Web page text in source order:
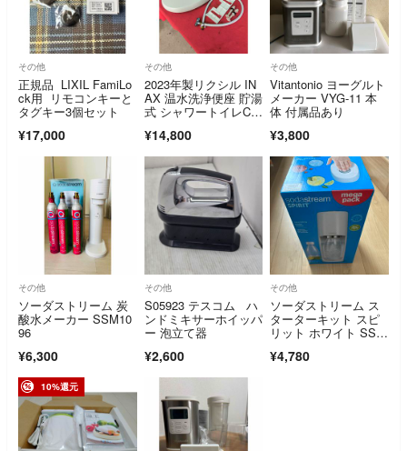
その他
正規品 LIXIL FamiLo
ck用 リモコンキーと
タグキー3個セット
¥17,000
その他
2023年製リクシル IN
AX 温水洗浄便座 貯湯
式 シャワートイレCW
¥14,800
その他
Vitantonio ヨーグルト
メーカー VYG-11 本
体 付属品あり
¥3,800
その他
ソーダストリーム 炭
酸水メーカー SSM10
96
¥6,300
その他
S05923 テスコム ハ
ンドミキサーホイッパ
ー 泡立て器
¥2,600
その他
ソーダストリーム ス
ターターキット スピ
リット ホワイト SSM
¥4,780
10%還元